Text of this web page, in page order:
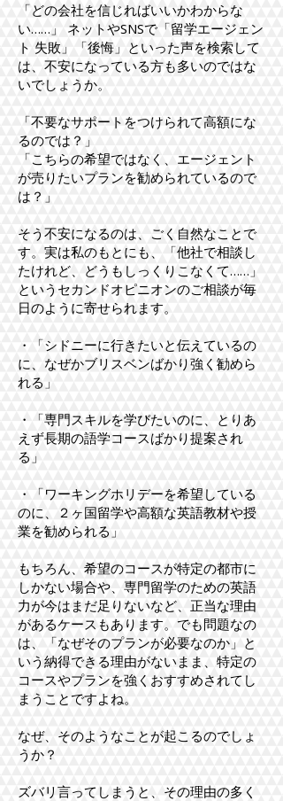
「どの会社を信じればいいかわからな
い……」 ネットやSNSで「留学エージェン
ト 失敗」「後悔」といった声を検索して
は、不安になっている方も多いのではな
いでしょうか。
「不要なサポートをつけられて高額にな
るのでは？」
「こちらの希望ではなく、エージェント
が売りたいプランを勧められているので
は？」
そう不安になるのは、ごく自然なことで
す。実は私のもとにも、「他社で相談し
たけれど、どうもしっくりこなくて……」
というセカンドオピニオンのご相談が毎
日のように寄せられます。
・「シドニーに行きたいと伝えているの
に、なぜかブリスベンばかり強く勧めら
れる」
・「専門スキルを学びたいのに、とりあ
えず長期の語学コースばかり提案され
る」
・「ワーキングホリデーを希望している
のに、２ヶ国留学や高額な英語教材や授
業を勧められる」
もちろん、希望のコースが特定の都市に
しかない場合や、専門留学のための英語
力が今はまだ足りないなど、正当な理由
があるケースもあります。でも問題なの
は、「なぜそのプランが必要なのか」と
いう納得できる理由がないまま、特定の
コースやプランを強くおすすめされてし
まうことですよね。
なぜ、そのようなことが起こるのでしょ
うか？
ズバリ言ってしまうと、その理由の多く